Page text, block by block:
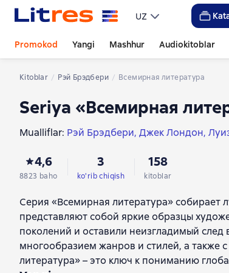
UZ
Promokod Yangi Mashhur Audiokitoblar
Kitoblar Рэй Брэдбери Всемирная литература
Seriya «Всемирная
Mualliflar: Рэй Брэдбери Джек Лондон
Борис Васильев
Владимир Орлов
Ганс Христиан Андерсен
Николай
Василий Жуковский Софокл Жорж Оруэлл
Виктор Гюго Эрнст Теодор Амадей Гофман
Владимир Короленко
Омар Хайям Эдуард
Редьярд Джозеф Киплинг Александр
Вирджиния Вулф
Владимир Железников
4,6
8823 baho
3
ko'rib chiqish
158
kitoblar
Серия «Всемирная литература» собирает
представляют собой яркие образцы
поколений и оставили неизгладимый
многообразием жанров и стилей, а также
литература» – это ключ к пониманию